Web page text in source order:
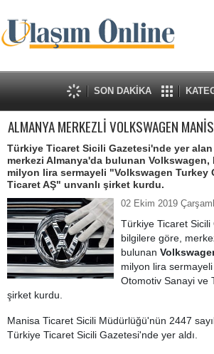
SON DAKİKA
ALMANYA MERKEZLİ VOLKSWAGEN
Türkiye Ticaret Sicili Gazetesi'nde yer
merkezi Almanya'da bulunan Volkswagen,
milyon lira sermayeli "Volkswagen Turkey
Ticaret AŞ" unvanlı şirket kurdu.
02 Ekim 2019
Türkiye Ticaret
bilgilere göre,
bulunan
milyon lira
Otomotiv Sanayi ve
şirket kurdu.
Manisa Ticaret Sicili Müdürlüğü'nün 2447
Türkiye Ticaret Sicili Gazetesi'nde yer aldı.